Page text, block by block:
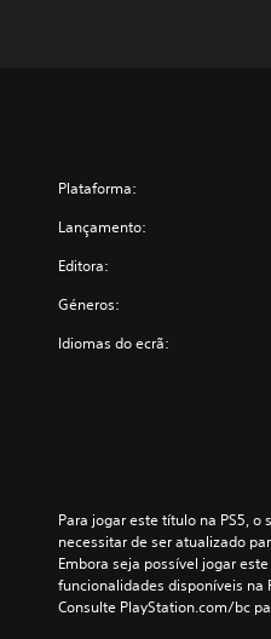
Plataforma:
Lançamento:
Editora:
Géneros:
Idiomas do ecrã:
Para jogar este título na PS5,
necessitar de ser atualizado
Embora seja possível jogar
funcionalidades disponíveis na
Consulte PlayStation.com/bc